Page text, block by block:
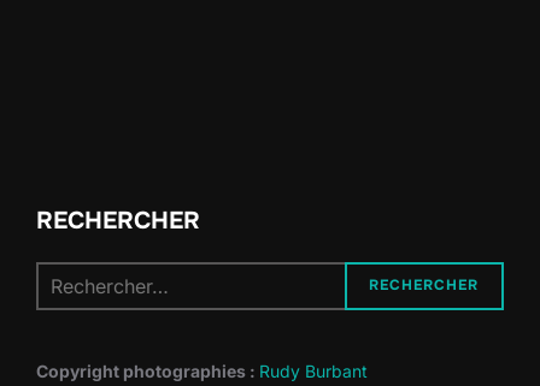
RECHERCHER
pour :
RECHERCHER
Copyright photographies : Rudy Burbant